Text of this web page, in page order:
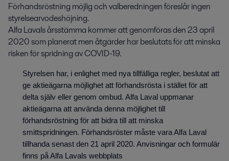
Förhandsröstning möjlig och valberedningen föreslår ingen
styrelsearvodeshöjning.
Alfa Lavals årsstämma kommer att genomföras den 23 april
2020 som planerat men åtgärder har beslutats för att minska
risken för spridning av COVID-19.
Styrelsen har, i enlighet med nya tillfälliga regler, beslutat att
ge aktieägarna möjlighet att förhandsrösta i stället för att
delta själv eller genom ombud. Alfa Laval uppmanar
aktieägarna att använda denna möjlighet till
förhandsröstning för att bidra till att minska
smittspridningen. Förhandsröster måste vara Alfa Laval
tillhanda senast den 21 april 2020. Anvisningar och formulär
finns på Alfa Lavals webbplats